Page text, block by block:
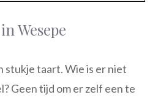
Wesepe
stukje taart. Wie is er niet
Geen tijd om er zelf een te